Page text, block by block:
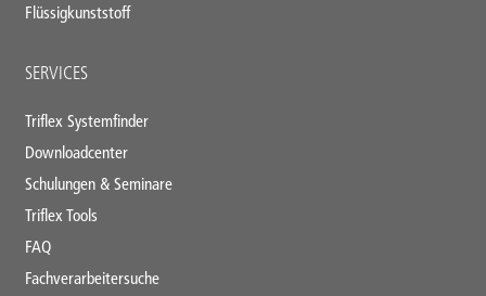
Flüssigkunststoff
SERVICES
Triflex Systemfinder
Downloadcenter
Schulungen & Seminare
Triflex Tools
FAQ
Fachverarbeitersuche